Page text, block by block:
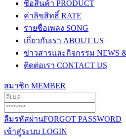
ซื้อสินค้า PRODUCT
ค่าลิขสิทธิ์ RATE
รายชื่อเพลง SONG
เกี่ยวกับเรา ABOUT US
ข่าวสารและกิจกรรม NEWS
ติดต่อเรา CONTACT US
สมาชิก MEMBER
ลืมรหัสผ่านFORGOT PASSWORD
เข้าสู่ระบบ LOGIN